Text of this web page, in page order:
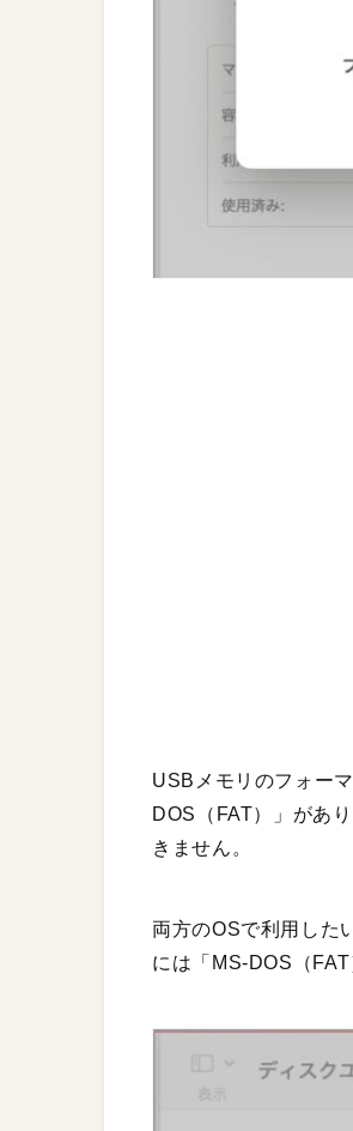
USBメモリのフォー
DOS（FAT）」があ
きません。
両方のOSで利用した
には「MS-DOS（